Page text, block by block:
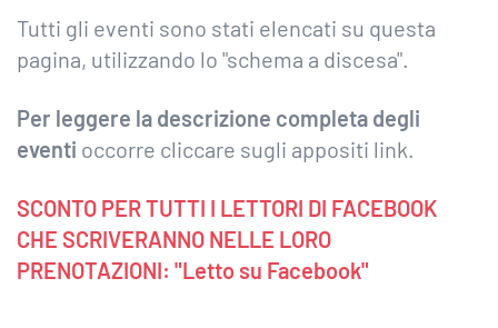
Tutti gli eventi sono stati elencati su questa
pagina, utilizzando lo "schema a discesa".
Per leggere la descrizione completa degli
eventi occorre cliccare sugli appositi link.
SCONTO PER TUTTI I LETTORI DI FACEBOOK
CHE SCRIVERANNO NELLE LORO
PRENOTAZIONI: "Letto su Facebook"